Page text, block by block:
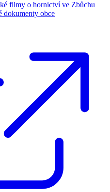
filmy o hornictví ve Zbůchu
dokumenty obce